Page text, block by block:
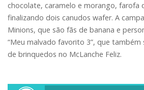
chocolate, caramelo e morango, farofa
finalizando dois canudos wafer. A
Minions, que são fãs de banana e
“Meu malvado favorito 3”, que também
de brinquedos no McLanche Feliz.